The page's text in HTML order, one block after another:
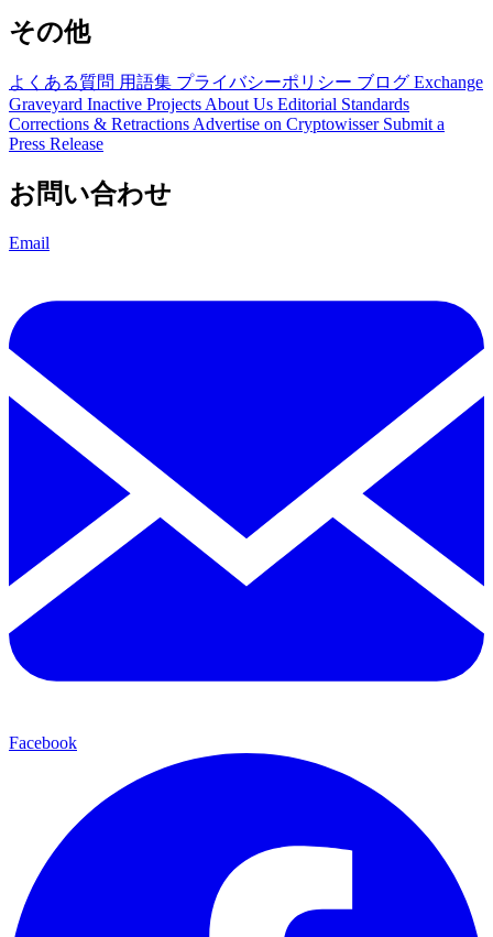
その他
よくある質問 用語集 プライバシーポリシー ブログ Exchange
Graveyard Inactive Projects About Us Editorial Standards
Corrections & Retractions Advertise on Cryptowisser Submit a
Press Release
お問い合わせ
Email
Facebook